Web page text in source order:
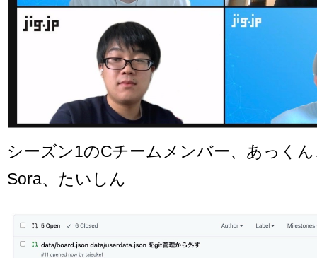
シーズン1のCチームメンバー、あっく
Sora、たいしん